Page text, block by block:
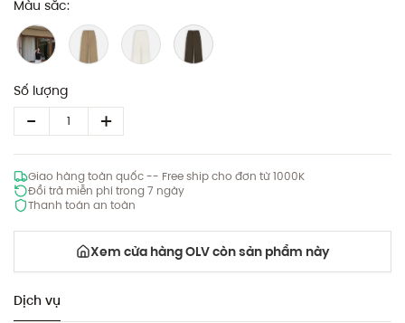
Màu sắc:
Số lượng
Giao hàng toàn quốc -- Free ship cho đơn từ 1000K
Đổi trả miễn phí trong 7 ngày
Thanh toán an toàn
Xem cửa hàng OLV còn sản phẩm này
Dịch vụ